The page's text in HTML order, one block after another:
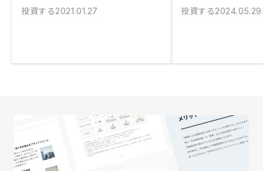
投資する2021.01.27
投資する2024.05.29